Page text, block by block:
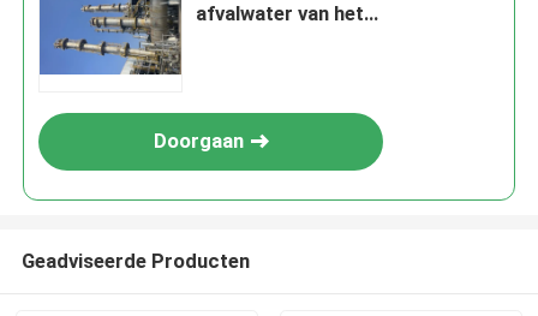
afvalwater van het
Doorgaan
Geadviseerde Producten